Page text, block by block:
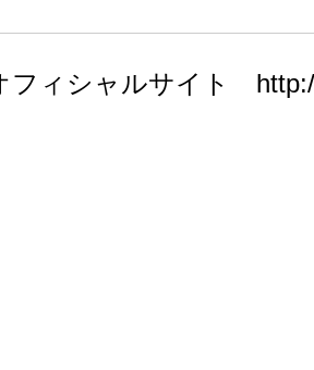
フィシャルサイト